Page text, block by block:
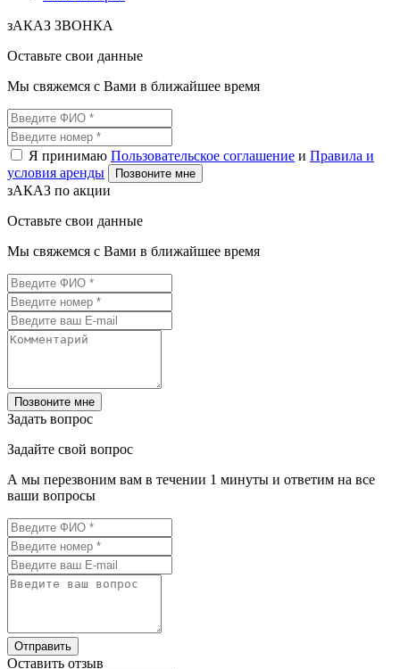
зАКАЗ ЗВОНКА
Оставьте свои данные
Мы свяжемся с Вами в ближайшее время
Я принимаю Пользовательское соглашение и Правила и
условия аренды
Позвоните мне
зАКАЗ по акции
Оставьте свои данные
Мы свяжемся с Вами в ближайшее время
Позвоните мне
Задать вопрос
Задайте свой вопрос
А мы перезвоним вам в течении 1 минуты и ответим на все
ваши вопросы
Отправить
Оставить отзыв